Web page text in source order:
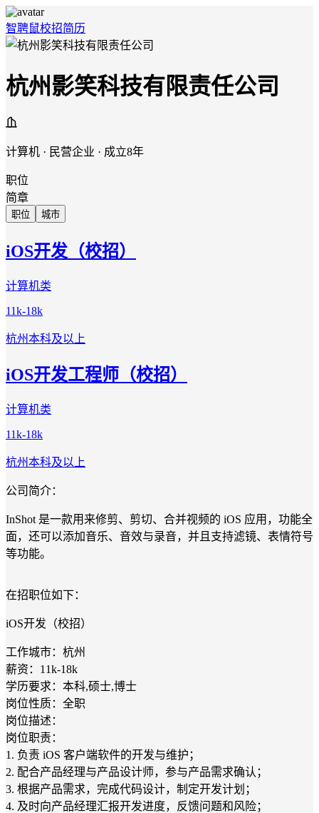
智聘鼠校招简历
杭州影笑科技有限责任公司
计算机 · 民营企业 · 成立8年
职位
简章
职位 城市
iOS开发（校招）
计算机类
11k-18k
杭州本科及以上
iOS开发工程师（校招）
计算机类
11k-18k
杭州本科及以上
公司简介：
InShot 是一款用来修剪、剪切、合并视频的 iOS 应用，功能全
面，还可以添加音乐、音效与录音，并且支持滤镜、表情符号
等功能。
在招职位如下：
iOS开发（校招）
工作城市：杭州
薪资：11k-18k
学历要求：本科,硕士,博士
岗位性质：全职
岗位描述：
岗位职责：
1. 负责 iOS 客户端软件的开发与维护；
2. 配合产品经理与产品设计师，参与产品需求确认；
3. 根据产品需求，完成代码设计，制定开发计划；
4. 及时向产品经理汇报开发进度，反馈问题和风险；